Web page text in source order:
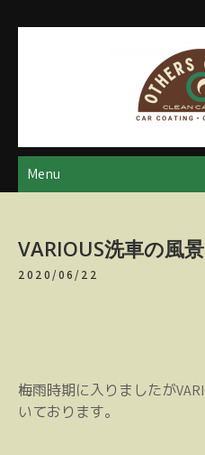
アザースガ
【神奈川・厚木・愛川】カー
Menu
VARIOUS洗車の風景
2020/06/22
梅雨時期に入りましたが
いております。